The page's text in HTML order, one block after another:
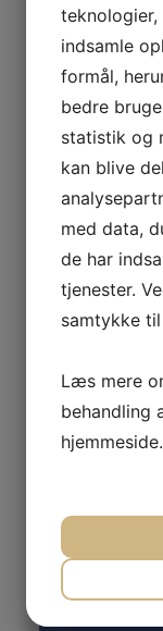
2020(0.5 Mb)
Tilmelding til
Er du allerede
hold - find da
Er du ikke
ved tilmelding
Nuværende
Er du
logge ind og
købte billetter,
Nyt medlem:
Du kan
Det er
kode.
Dette kan
indsamle
formål,
bedre
statistik og
kan blive
med data,
de har
tjenester.
samtykke
Læs mere
behandling
hjemmeside.